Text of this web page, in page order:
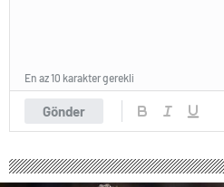
Gönder
En az 10 karakter gerekli